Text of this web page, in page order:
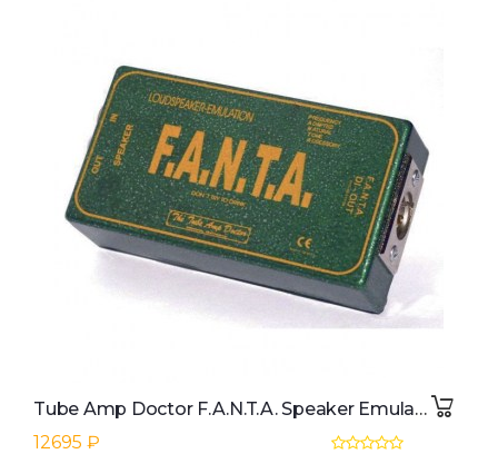
Tube Amp Doctor F.A.N.T.A. Speaker Emulator
12695 ₽